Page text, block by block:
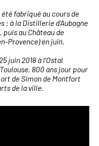
fabriqué au cours de
: à la Distillerie d'Aubagne
puis au Château de
Provence) en juin.
juin 2018 à l'Ostal
800 ans jour pour
de Simon de Montfort
de la ville.